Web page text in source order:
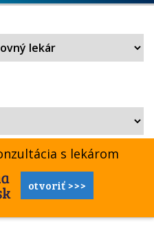
s lekárom
otvoriť >>>